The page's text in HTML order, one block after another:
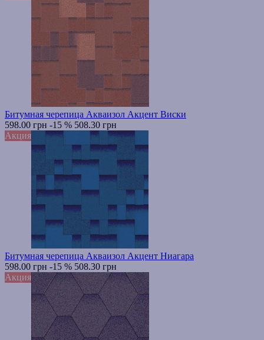
Битумная черепица Акваизол Акцент Виски
598.00 грн -15 % 508.30 грн
Акция
Битумная черепица Акваизол Акцент Ниагара
598.00 грн -15 % 508.30 грн
Акция